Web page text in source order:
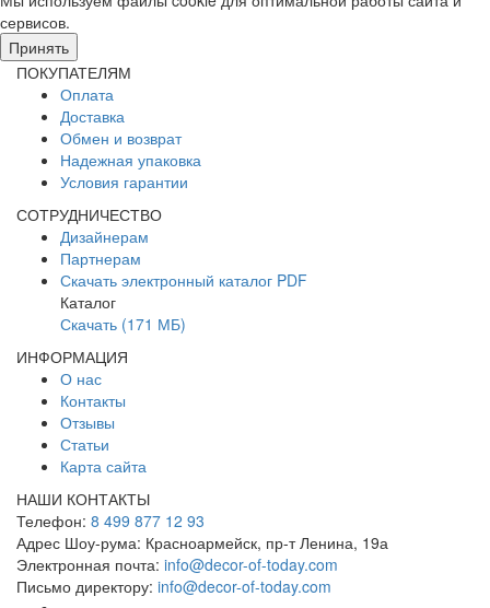
сервисов.
Принять
ПОКУПАТЕЛЯМ
Оплата
Доставка
Обмен и возврат
Надежная упаковка
Условия гарантии
СОТРУДНИЧЕСТВО
Дизайнерам
Партнерам
Скачать электронный каталог PDF
Каталог
Скачать (171 МБ)
ИНФОРМАЦИЯ
О нас
Контакты
Отзывы
Статьи
Карта сайта
НАШИ КОНТАКТЫ
Телефон: 8 499 877 12 93
Адрес Шоу-рума: Красноармейск, пр-т Ленина, 19а
Электронная почта: info@decor-of-today.com
Письмо директору: info@decor-of-today.com